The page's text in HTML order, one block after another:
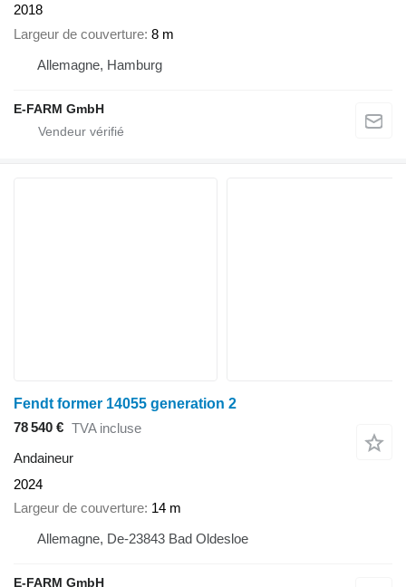
2018
Largeur de couverture 8 m
Allemagne, Hamburg
E-FARM GmbH
Fendt former 14055 generation 2
78 540 € TVA incluse
Andaineur
2024
Largeur de couverture 14 m
Allemagne, De-23843 Bad Oldesloe
E-FARM GmbH